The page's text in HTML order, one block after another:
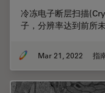
冷冻电子断层扫描
子，分辨率达到前所
Mar 21, 2022 指